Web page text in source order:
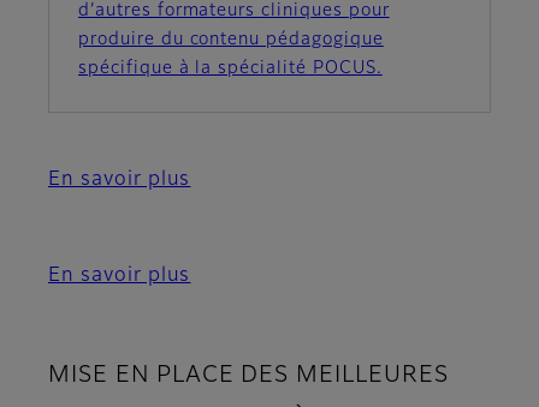
d’autres formateurs cliniques pour
produire du contenu pédagogique
spécifique à la spécialité POCUS.
En savoir plus
En savoir plus
MISE EN PLACE DES MEILLEURES